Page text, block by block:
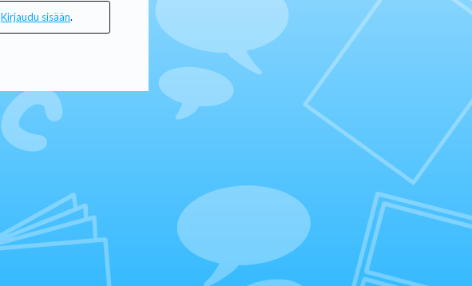
Kirjaudu sisään.